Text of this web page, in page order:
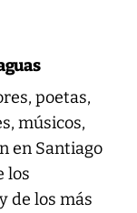
poetas,
músicos,
en Santiago
los
de los más